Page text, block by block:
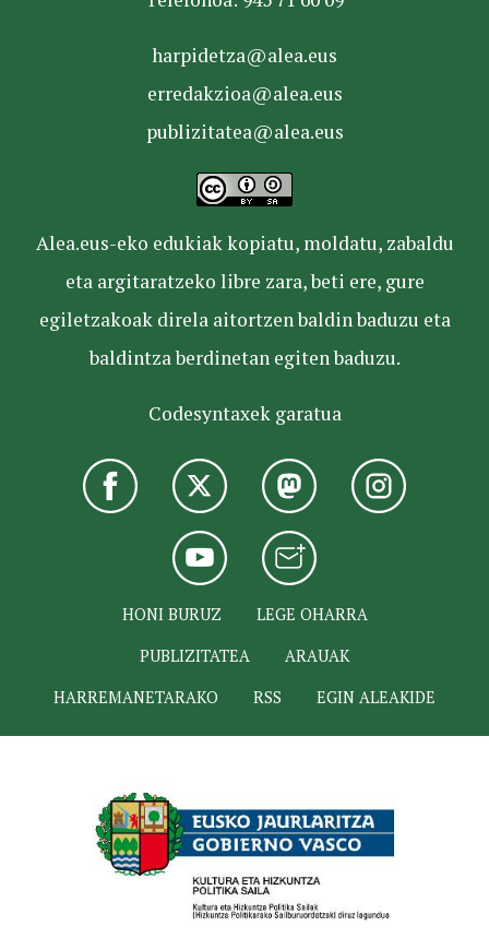
harpidetza@alea.eus
erredakzioa@alea.eus
publizitatea@alea.eus
Alea.eus-eko edukiak kopiatu, moldatu, zabaldu
eta argitaratzeko libre zara, beti ere, gure
egiletzakoak direla aitortzen baldin baduzu eta
baldintza berdinetan egiten baduzu.
Codesyntaxek garatua
HONI BURUZ
LEGE OHARRA
PUBLIZITATEA
ARAUAK
HARREMANETARAKO
RSS EGIN ALEAKIDE